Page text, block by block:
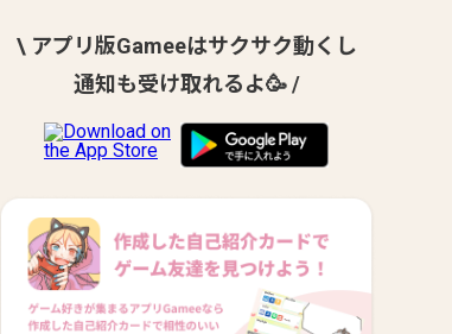
\ アプリ版Gameeはサクサク動くし
通知も受け取れるよ🥳 /